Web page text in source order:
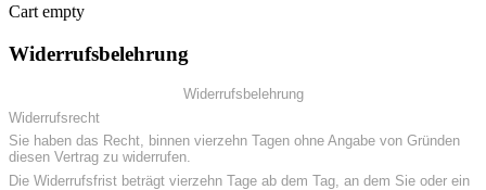
Cart empty
Widerrufsbelehrung
Widerrufsbelehrung
Widerrufsrecht
Sie haben das Recht, binnen vierzehn Tagen ohne Angabe von Gründen
diesen Vertrag zu widerrufen.
Die Widerrufsfrist beträgt vierzehn Tage ab dem Tag, an dem Sie oder ein